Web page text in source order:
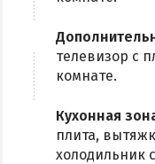
Рыбалка
ЭКСКУРСИИ И
Остров Папанина
Остров Бирючий
телевизор с
комнате.
Кухонная
плита,
холодильник